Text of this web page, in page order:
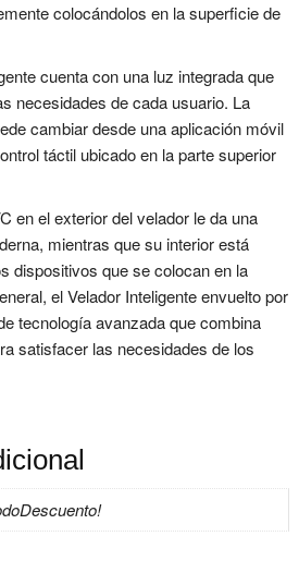
colocándolos en la superficie de
cuenta con una luz integrada que
necesidades de cada usuario. La
cambiar desde una aplicación móvil
táctil ubicado en la parte superior
en el exterior del velador le da una
mientras que su interior está
dispositivos que se colocan en la
el Velador Inteligente envuelto por
tecnología avanzada que combina
satisfacer las necesidades de los